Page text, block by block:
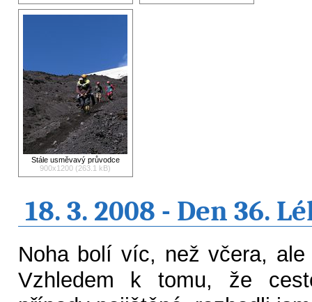
Stále usměvavý průvodce
900x1200 (263.1 kB)
18. 3. 2008 - Den 36.
Noha bolí víc, než včera,
Vzhledem k tomu, že